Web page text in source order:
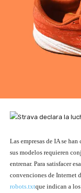
Las empresas de IA se
sus modelos requieren
entrenar. Para satisfacer
convenciones de Internet
robots.txtque indican a